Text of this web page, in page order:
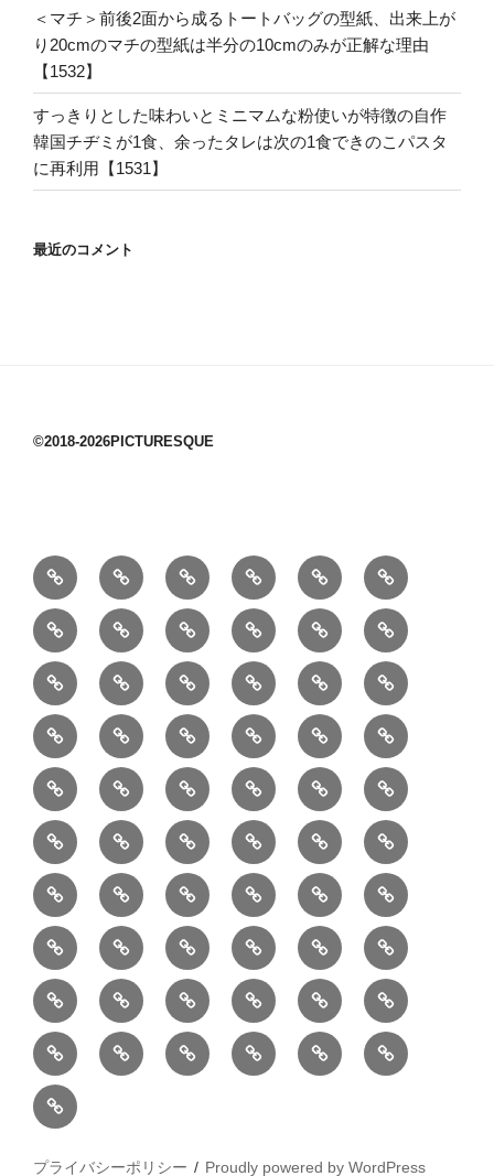
＜マチ＞前後2面から成るトートバッグの型紙、出来上が
り20cmのマチの型紙は半分の10cmのみが正解な理由
【1532】
すっきりとした味わいとミニマムな粉使いが特徴の自作
韓国チヂミが1食、余ったタレは次の1食できのこパスタ
に再利用【1531】
最近のコメント
©2018-2026PICTURESQUE
1/10：
材
料
10/10：
ジ
ュ
エ
リ
ー
2/10：
製
作
3/10：
は
ぎ
れ
4/10：
Ｈ
Ｍ
Ｂ
教
室
5/10：
事
業
6/10：
読
書
7/10：
食・
健
康
8/10：
リ
フ
ォ
ー
ム
9/10：
コ
ー
デ
creema
で
販
売
中
の
ハ
ン
ド
メ
イ
ド
バ
ッ
グ
①
入
園
バ
ッ
グ
セ
ッ
ト
②
半
月
型
③
巾
着
袋
（縦
長）
④
巾
着
袋
（小）
⑤
巾
着
シ
ョ
ル
ダ
ー
⑥
小
動
物
用
小
物
⑦
リ
ュ
ッ
ク
⑧
メ
ッ
セ
ン
ジ
ャ
ー
⑨
ミ
シ
ン
カ
バ
ー
⑩
マ
チ
無
し
シ
ョ
ル
ダ
ー
（定
番
品
⑪
マ
ス
ク
⑫
ポ
ー
チ
⑬
ボ
デ
ィ
ー
バ
ッ
グ
⑭
ボ
ッ
ク
ス
型
⑮
ボ
ス
ト
ン
⑯
ヘ
ル
メ
ッ
ト
バ
ッ
グ
⑰
ピ
ン
タ
ッ
ク
バ
ッ
グ
⑱
ビ
ジ
ネ
ス
バ
ッ
グ
⑲
バ
ニ
テ
ィ
ー
⑳
ハ
ン
ド
バ
ッ
グ
お
取
引
の
流
れ
お
問
合
せ
及
び
ご
相
談
デ
ジ
タ
ル
コ
ン
テ
ン
ツ
デ
ジ
タ
ル
コ
ン
テ
ン
ツ
ブ
ロ
グ
プ
ラ
イ
バ
シ
ー
ポ
リ
シ
ラ
ン
デ
ィ
ン
グ
ペ
ル
ー
ル
レ
ン
タ
ル
ジ
ュ
エ
レ
ン
タ
ル
ジ
ュ
エ
㉑
イ
ン
テ
リ
ア
収
㉒
エ
コ
バ
ッ
グ
（定
品
㉓
楽
器
入
れ
㉔
ナ
ッ
プ
サ
ッ
番
㉕
ド
ー
ム
型
㉖
ド
イ
リ
ー
㉗
オ
ー
ル
イ
ン
㉘
カ
ー
テ
ン
㉙
ク
ッ
シ
カ
㉚
ク
ラ
ッ
㉛
ト
ー
ト
㉜
洋
服
ラ
カ
事
業
者
か
ご
事
業
者
概
要
伝
言
共
有
最
近
稿
本
物
の
製
作
ー
Ｓ
Ｎ
プライバシーポリシー Proudly powered by WordPress